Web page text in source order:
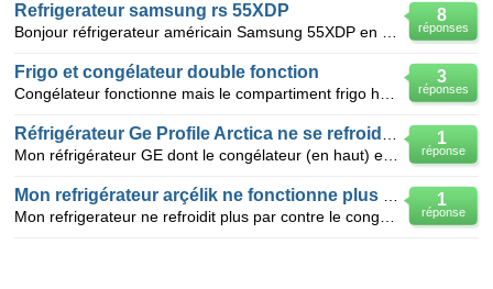
8
réponses
Refrigerateur samsung rs 55XDP
3
réponses
Frigo et congélateur double fonction
1
réponse
1
réponse